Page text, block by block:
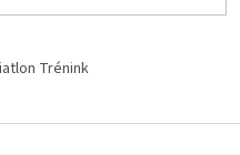
Trénink